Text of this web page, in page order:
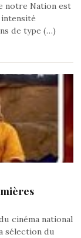
notre Nation est
de type (…)
cinéma national
sélection du